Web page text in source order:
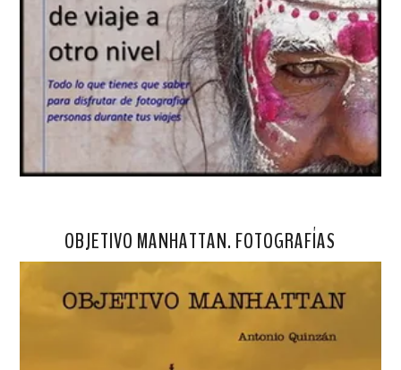
OBJETIVO MANHATTAN. FOTOGRAFÍAS